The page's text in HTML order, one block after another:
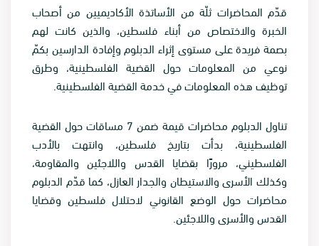
قدّم المحاضرات ثلّة من الأساتذة الأكاديميين من أصحاب
الخبرة والاختصاص من أبناء فلسطين، والذين كانت لهم
بصمة فريدة على مستوى إثراء الدبلوم وإفادة الدارسين بكمّ
نوعي من المعلومات حول القضية الفلسطينية، وطرق
توظيف هذه المعلومات في خدمة القضية الفلسطينية.
تناول الدبلوم محاضرات قيمة ضمن 7 مساقات حول القضية
الفلسطينية، بدأت بتاريخ فلسطين، وانتهت بالأدب
الفلسطيني، مرورًا بقضايا القدس واللاجئين والمقاومة،
وكذلك الأسرى والاستيطان والجدار العازل، كما قدّم الدبلوم
محاضرات حول الوضع القانوني لاحتلال فلسطين وقضايا
القدس والأسرى واللاجئين.